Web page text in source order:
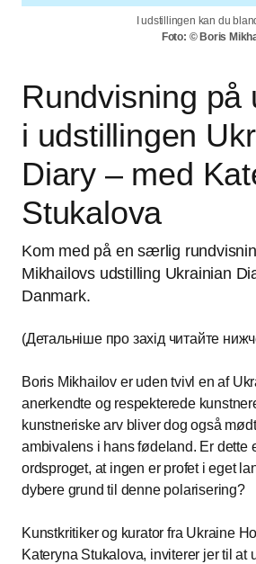
I udstillingen kan du
Foto: © Boris
Rundvisning på
i udstillingen
Diary – med
Stukalova
Kom med på en særlig
Mikhailovs udstilling Ukrainian
Danmark.
(Детальніше про захід читайте
Boris Mikhailov er uden tvivl en af
anerkendte og respekterede
kunstneriske arv bliver dog også
ambivalens i hans fødeland. Er dette
ordsproget, at ingen er profet i eget
dybere grund til denne polarisering?
Kunstkritiker og kurator fra Ukraine
Kateryna Stukalova, inviterer jer til at